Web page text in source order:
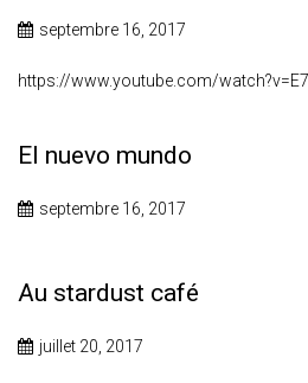
septembre 16, 2017
https://www.youtube.com/
El nuevo mundo
septembre 16, 2017
Au stardust café
juillet 20, 2017